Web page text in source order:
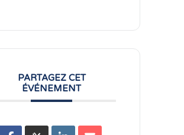
PARTAGEZ CET
ÉVÉNEMENT